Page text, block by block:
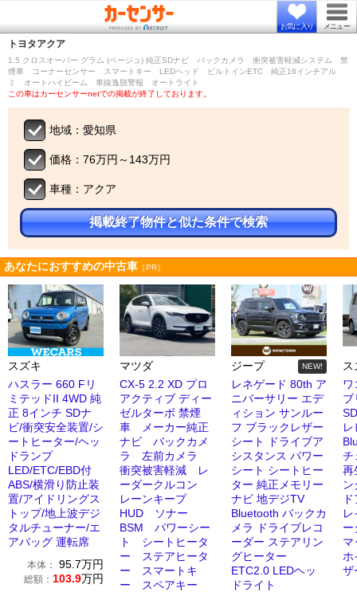
お気に入り メニュー
トヨタアクア
1.5 クロスオーバー グラム (ベージュ) 純正SDナビ バックカメラ 衝突被害軽減システム 禁
煙車 コーナーセンサー スマートキー LEDヘッド ビルトインETC 純正16インチアル
ミ オートハイビーム 車線逸脱警報 オートライト
この車はカーセンサーnetでの掲載が終了しております。
地域：愛知県
価格：76万円～143万円
車種：アクア
掲載終了物件と似た条件で検索
あなたにおすすめの中古車 ［PR］
スズキ
ハスラー 660 Fリ
ミテッドII 4WD 純
正 8インチ SDナ
ビ/衝突安全装置/シ
ートヒーター/ヘッ
ドランプ
LED/ETC/EBD付
ABS/横滑り防止装
置/アイドリングス
トップ/地上波デジ
タルチューナー/エ
アバッグ 運転席
本体： 95.7万円
総額： 103.9万円
マツダ
CX-5 2.2 XD プロ
アクティブ ディー
ゼルターボ 禁煙
車 メーカー純正
ナビ バックカメ
ラ 左前カメラ
衝突被害軽減 レ
ーダークルコン
レーンキープ
HUD ソナー
BSM パワーシー
ト シートヒータ
ー ステアヒータ
ー スマートキ
ー スペアキー
ジープ NEW!
レネゲード 80th ア
ニバーサリー エデ
ィション サンルー
フ ブラックレザー
シート ドライブア
シスタンス パワー
シート シートヒー
ター 純正メモリー
ナビ 地デジTV
Bluetooth バックカ
メラ ドライブレコ
ーダー ステアリン
グヒーター
ETC2.0 LEDヘッ
ドライト
ス
ワ
ブ
チ
再
ー
マ
ホ
ザ